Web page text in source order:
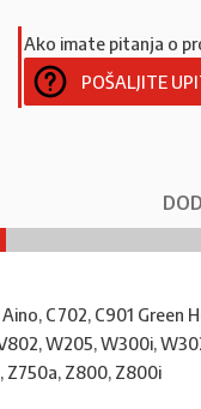
Ako imate pitanja o
POŠALJITE
Aino, C702, C901 Green
W205, W300i,
Z750a, Z800, Z800i